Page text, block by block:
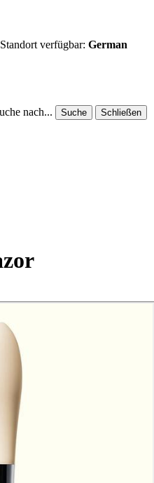
verfügbar: German
nach... Suche
Schließen